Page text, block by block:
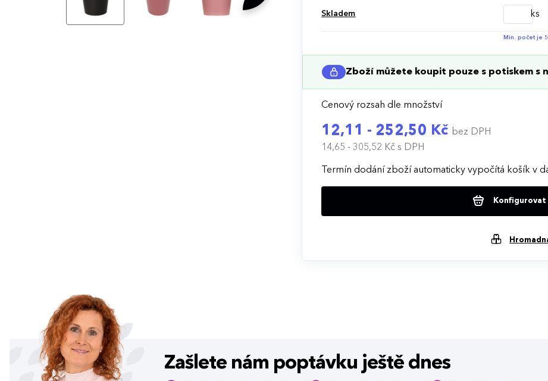
Skladem ks
Min. počet je
Zboží můžete koupit pouze s potiskem s
Cenový rozsah dle množství
12,11 - 252,50 Kč bez DPH
14,65 - 305,52 Kčs DPH
Termín dodání zboží automaticky vypočítá košík v
Zašlete nám poptávku ještě dnes